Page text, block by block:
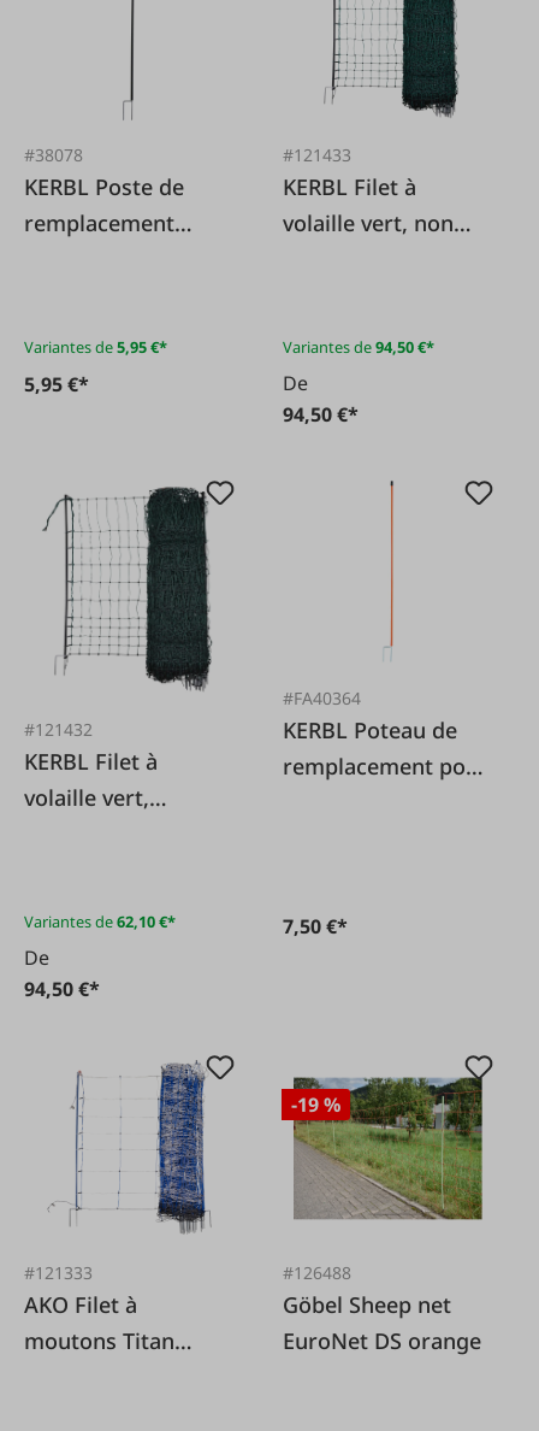
#38078
KERBL Poste de
remplacement
Variantes de5,95 €*
5,95 €*
#121433
KERBL Filet à
volaille vert, non
Variantes de94,50 €*
De
94,50 €*
#121432
KERBL Filet à
volaille vert,
Variantes de62,10 €*
De
94,50 €*
#FA40364
KERBL Poteau de
remplacement pour
7,50 €*
#121333
AKO Filet à
moutons Titan
-19 %
#126488
Göbel Sheep net
EuroNet DS orange